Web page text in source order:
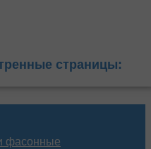
страницы:
фасонные